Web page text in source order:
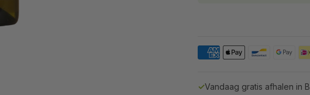
✓Vandaag gratis afhalen in